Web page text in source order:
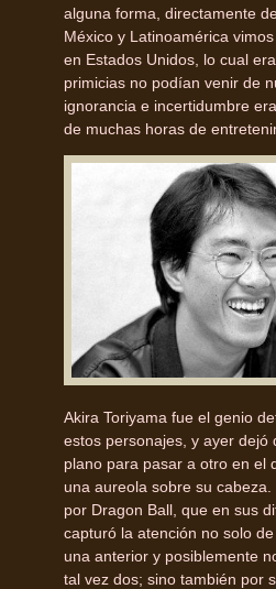
alguna forma, directamente
México y Latinoamérica
en Estados Unidos, lo cual
primicias no podían venir de
ignorancia e incertidumbre
de muchas horas de
Akira Toriyama fue el genio
estos personajes, y ayer dejó
plano para pasar a otro en el
una aureola sobre su
por Dragon Ball, que en sus
capturó la atención no solo
una anterior y posiblemente
tal vez dos; sino también por